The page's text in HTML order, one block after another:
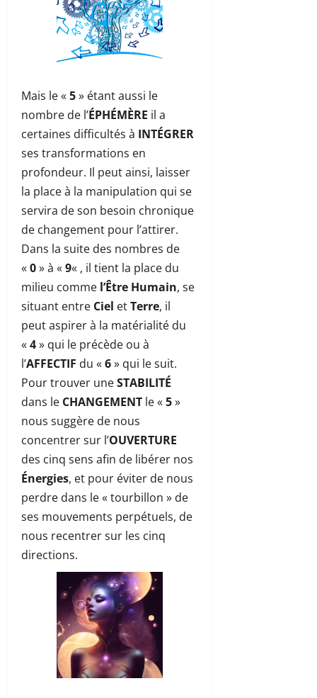
Mais le «5» étant aussi le
nombre de l’ÉPHÉMÈRE il a
certaines difficultés à INTÉGRER
ses transformations en
profondeur. Il peut ainsi, laisser
la place à la manipulation qui se
servira de son besoin chronique
de changement pour l’attirer.
Dans la suite des nombres de
«0» à «9« , il tient la place du
milieu comme l’Être Humain, se
situant entre Ciel etTerre, il
peut aspirer à la matérialité du
«4» qui le précède ou à
l’AFFECTIF du «6» qui le suit.
Pour trouver uneSTABILITÉ
dans le CHANGEMENT le «5»
nous suggère de nous
concentrer sur l’OUVERTURE
des cinq sens afin de libérer nos
Énergies, et pour éviter de nous
perdre dans le « tourbillon » de
ses mouvements perpétuels, de
nous recentrer sur les cinq
directions.